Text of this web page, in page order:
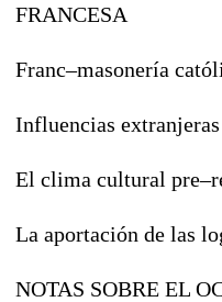
FRANCESA
Franc–masonería
Influencias
El clima cultural
La aportación de las
NOTAS SOBRE EL